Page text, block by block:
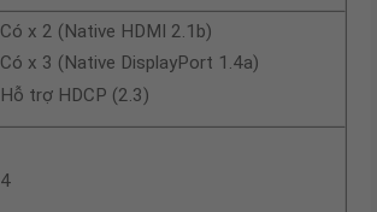
Có x 2 (Native HDMI 2.1b)
Có x 3 (Native DisplayPort 1.4a)
Hỗ trợ HDCP (2.3)
4